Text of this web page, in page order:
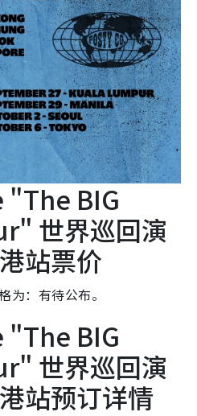
"The BIG
世界巡回演
站票价
为：有待公布。
"The BIG
世界巡回演
站预订详情